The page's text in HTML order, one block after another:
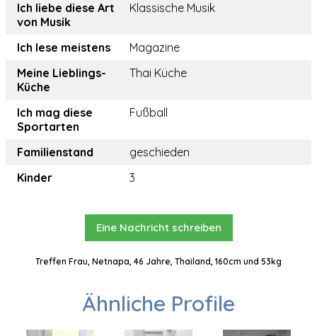
Ich liebe diese Art
von Musik
Klassische Musik
Ich lese meistens
Magazine
Meine Lieblings-
Küche
Thai Küche
Ich mag diese
Sportarten
Fußball
Familienstand
geschieden
Kinder
3
Eine Nachricht schreiben
Treffen Frau, Netnapa, 46 Jahre, Thailand, 160cm und 53kg
Ähnliche Profile